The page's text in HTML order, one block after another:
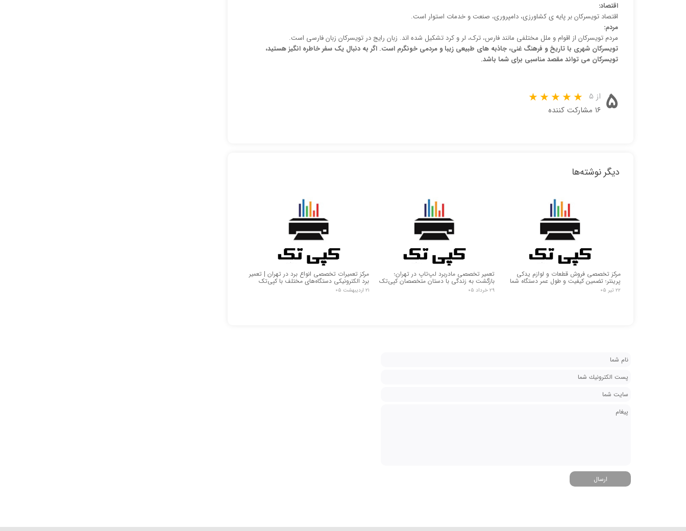
اقتصاد:
اقتصاد تویسرکان بر پایه ی کشاورزی، دامپروری، صنعت و خدمات استوار است.
مردم:
مردم تویسرکان از اقوام و ملل مختلفی مانند فارس، ترک، لر و کرد تشکیل شده اند. زبان رایج در تویسرکان زبان فارسی است.
تویسرکان شهری با تاریخ و فرهنگ غنی، جاذبه های طبیعی زیبا و مردمی خونگرم است. اگر به دنبال یک سفر خاطره انگیز هستید،
تویسرکان می تواند مقصد مناسبی برای شما باشد.
۵ از ۵
۱۶ مشارکت کننده
دیگر نوشته‌ها
مرکز تخصصی فروش قطعات و لوازم یدکی
پرینتر؛ تضمین کیفیت و طول عمر دستگاه شما
۲۲ تیر ۰۵
تعمیر تخصصی مادربرد لپ‌تاپ در تهران؛
بازگشت به زندگی با دستان متخصصان کپی‌تک
۲۹ خرداد ۰۵
مرکز تعمیرات تخصصی انواع برد در تهران | تعمیر
برد الکترونیکی دستگاه‌های مختلف با کپی‌تک
۲۱ اردیبهشت ۰۵
ارسال